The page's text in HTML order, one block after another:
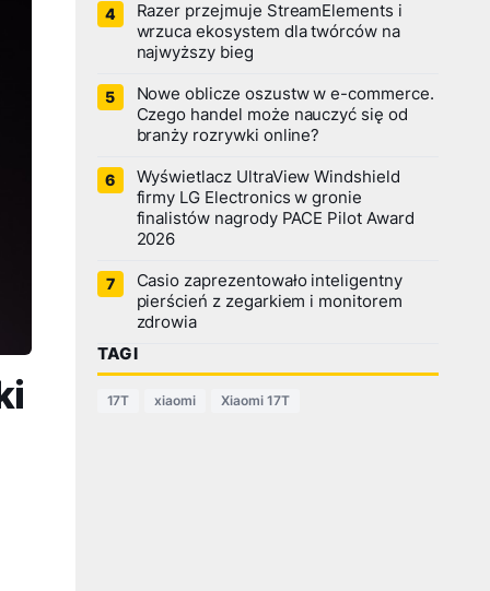
Razer przejmuje StreamElements i
wrzuca ekosystem dla twórców na
najwyższy bieg
Nowe oblicze oszustw w e-commerce.
Czego handel może nauczyć się od
branży rozrywki online?
Wyświetlacz UltraView Windshield
firmy LG Electronics w gronie
finalistów nagrody PACE Pilot Award
2026
Casio zaprezentowało inteligentny
pierścień z zegarkiem i monitorem
zdrowia
TAGI
17T xiaomi Xiaomi 17T